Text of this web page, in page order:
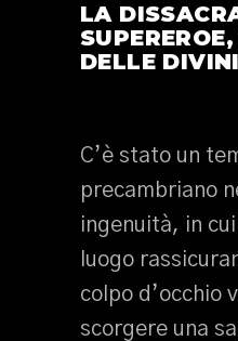
LA
DELLE
C’è stato un
precambriano
ingenuità, in
luogo
colpo d’occhio
scorgere una